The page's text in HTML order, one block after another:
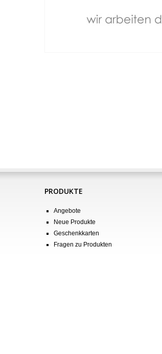
PRODUKTE
Angebote
Neue Produkte
Geschenkkarten
Fragen zu Produkten